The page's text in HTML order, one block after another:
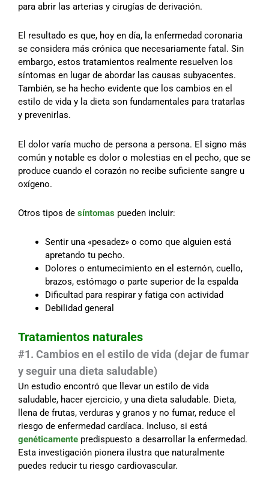
para abrir las arterias y cirugías de derivación.
El resultado es que, hoy en día, la enfermedad coronaria
se considera más crónica que necesariamente fatal. Sin
embargo, estos tratamientos realmente resuelven los
síntomas en lugar de abordar las causas subyacentes.
También, se ha hecho evidente que los cambios en el
estilo de vida y la dieta son fundamentales para tratarlas
y prevenirlas.
El dolor varía mucho de persona a persona. El signo más
común y notable es dolor o molestias en el pecho, que se
produce cuando el corazón no recibe suficiente sangre u
oxígeno.
Otros tipos de síntomas pueden incluir:
Sentir una «pesadez» o como que alguien está
apretando tu pecho.
Dolores o entumecimiento en el esternón, cuello,
brazos, estómago o parte superior de la espalda
Dificultad para respirar y fatiga con actividad
Debilidad general
Tratamientos naturales
#1. Cambios en el estilo de vida (dejar de fumar
y seguir una dieta saludable)
Un estudio encontró que llevar un estilo de vida
saludable, hacer ejercicio, y una dieta saludable. Dieta,
llena de frutas, verduras y granos y no fumar, reduce el
riesgo de enfermedad cardíaca. Incluso, si está
genéticamente predispuesto a desarrollar la enfermedad.
Esta investigación pionera ilustra que naturalmente
puedes reducir tu riesgo cardiovascular.